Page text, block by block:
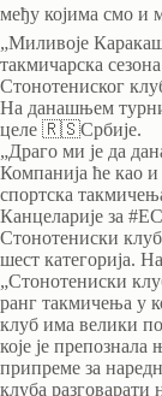
међу којима смо и
„Миливоје
такмичарска
Стонотениског
На данашњем
целе 🇷🇸Србије.
„Драго ми је да
Компанија ће као
спортска
Канцеларије за
Стонотениски
шест категорија.
„Стонотениски
ранг такмичења у
клуб има велики
које је
припреме за
клуба